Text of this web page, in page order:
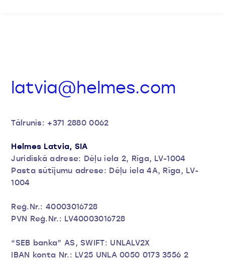
latvia@helmes.com
Tālrunis: +371 2880 0062
Helmes Latvia, SIA
Juridiskā adrese: Dēļu iela 2, Rīga, LV-1004
Pasta sūtījumu adrese: Dēļu iela 4A, Rīga, LV-
1004
Reģ.Nr.: 40003016728
PVN Reģ.Nr.: LV40003016728
“SEB banka” AS, SWIFT: UNLALV2X
IBAN konta Nr.: LV25 UNLA 0050 0173 3556 2